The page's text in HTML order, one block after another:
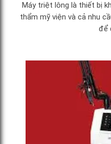
Máy triệt lông là thiết bị
thẩm mỹ viện và cả nhu
để